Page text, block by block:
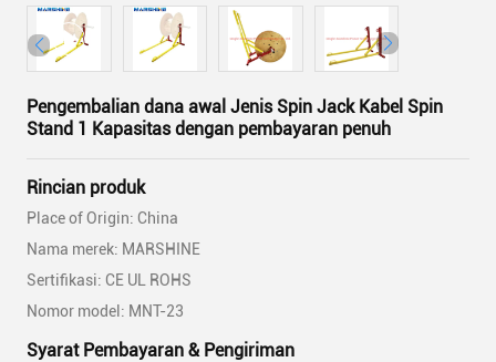
Pengembalian dana awal Jenis Spin Jack Kabel Spin
Stand 1 Kapasitas dengan pembayaran penuh
Rincian produk
Place of Origin: China
Nama merek: MARSHINE
Sertifikasi: CE UL ROHS
Nomor model: MNT-23
Syarat Pembayaran & Pengiriman